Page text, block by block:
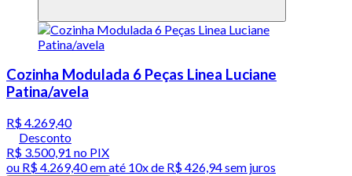
Cozinha Modulada 6 Peças Linea Luciane
Patina/avela
R$ 4.269,40
Desconto
R$ 3.500,91 no PIX
ou R$ 4.269,40em até 10x de R$ 426,94 sem juros